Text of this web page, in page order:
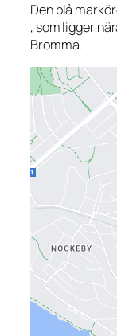
Den blå
, som ligger
Bromma.